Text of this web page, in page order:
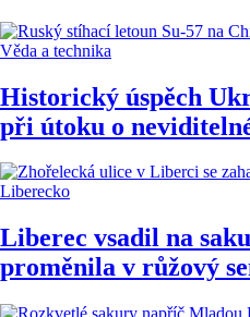
Věda a technika
Historický úspěch
při útoku o
Liberecko
Liberec vsadil na
proměnila v růžový